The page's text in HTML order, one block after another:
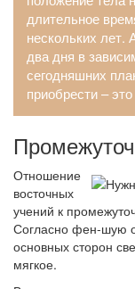
длительное
нескольких лет.
два дня в
сегодняшних
приобрести –
Отношение
восточных
учений к
Согласно фен-шую
основных сторон
мягкое.